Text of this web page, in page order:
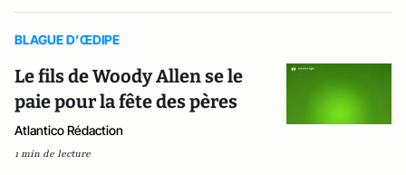
BLAGUE D’ŒDIPE
Le fils de Woody Allen se le
paie pour la fête des pères
Atlantico Rédaction
1 min de lecture